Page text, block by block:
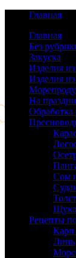
Главная
Главная
Без
Закуска
Изделия из
Изделия
На
Сом
Щука
Рецепты
Карп
Линь